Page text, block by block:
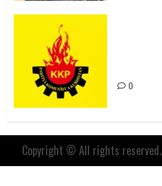
0
Copyright © All rights reserved.